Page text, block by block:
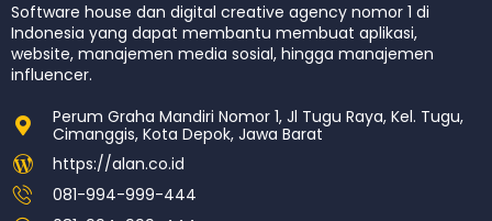
Software house dan digital creative agency nomor 1 di
Indonesia yang dapat membantu membuat aplikasi,
website, manajemen media sosial, hingga manajemen
influencer.
Perum Graha Mandiri Nomor 1, Jl Tugu Raya, Kel. Tugu,
Cimanggis, Kota Depok, Jawa Barat
https://alan.co.id
081-994-999-444